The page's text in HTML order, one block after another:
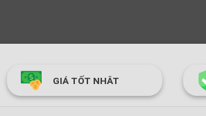
GIÁ TỐT NHÂT